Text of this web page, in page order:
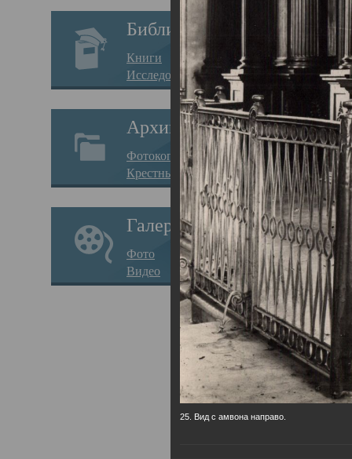
Библиотека
Книги
Исследования
Архив
Фотокопии дел
Крестные ходы
Галерея
Фото
Видео
25. Вид с амвона направо.